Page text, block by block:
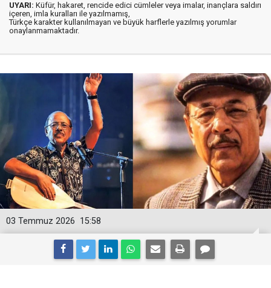
UYARI: Küfür, hakaret, rencide edici cümleler veya imalar, inançlara saldırı
içeren, imla kuralları ile yazılmamış,
Türkçe karakter kullanılmayan ve büyük harflerle yazılmış yorumlar
onaylanmamaktadır.
15:58
03 Temmuz 2026